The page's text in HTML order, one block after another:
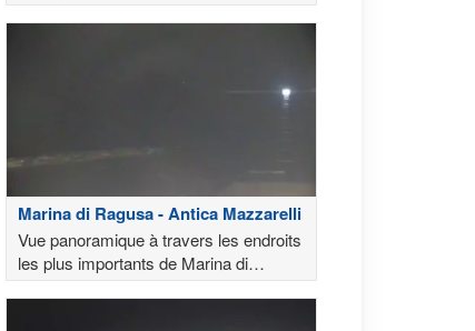
Marina di Ragusa - Antica Mazzarelli
Vue panoramique à travers les endroits
les plus importants de Marina di
Ragusa